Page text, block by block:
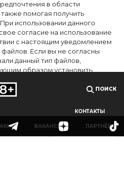
в области
помогая получить
использовании данного
согласие на использование
с настоящим уведомлением
Если вы не согласны
данный тип файлов,
образом установить
или не использовать сайт wfc.tv
белого лебедя на
2024
ПОИСК
КОНТАКТЫ
ВАКАНСИИ ПАРТНЁРЫ